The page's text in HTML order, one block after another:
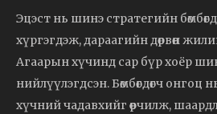
Эцэст нь шинэ стратегийн
хүргэгдэж, дараагийн дөрвөн
Агаарын хүчинд сар бүр хоёр
нийлүүлэгдсэн. Бөмбөгдөгч
хүчний чадавхийг өөрчилж,